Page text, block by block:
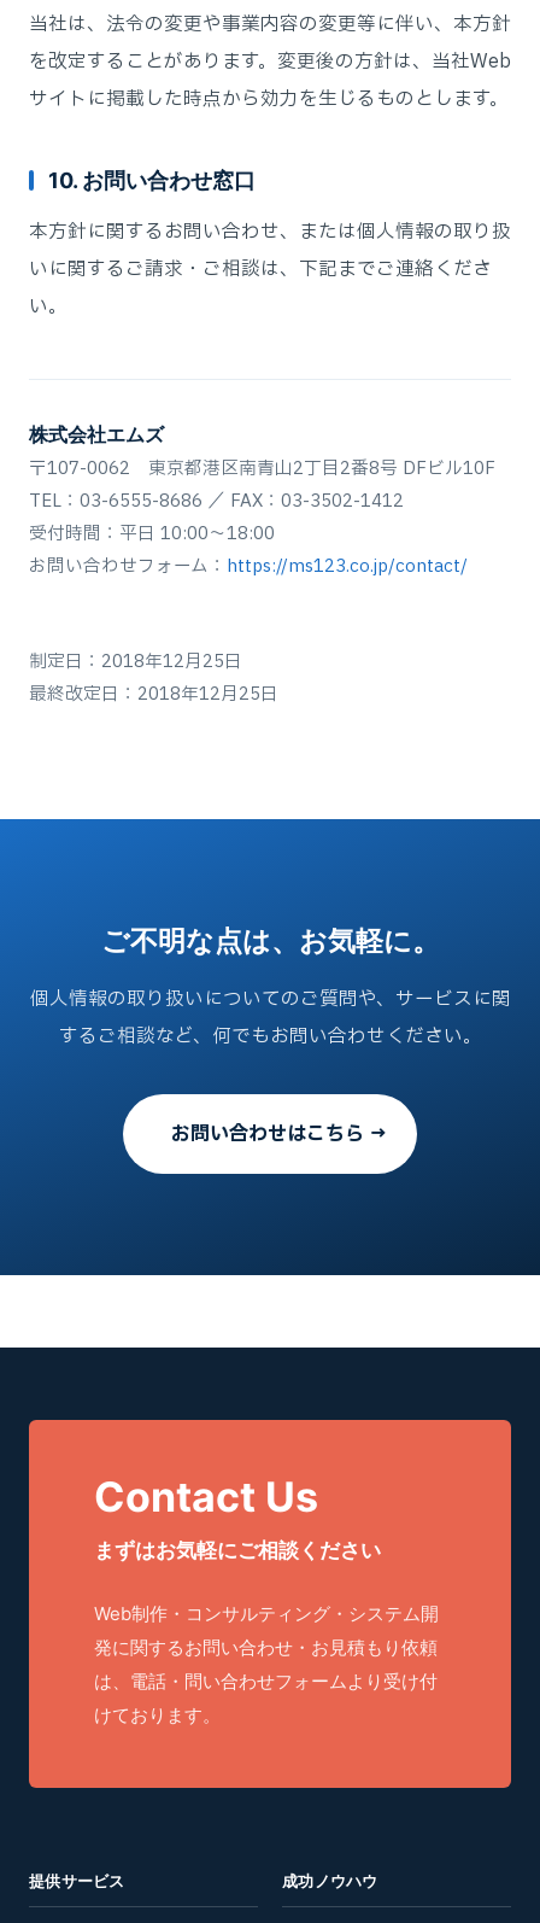
当社は、法令の変更や事業内容の変更等に伴い、本方針
を改定することがあります。変更後の方針は、当社Web
サイトに掲載した時点から効力を生じるものとします。
10. お問い合わせ窓口
本方針に関するお問い合わせ、または個人情報の取り扱
いに関するご請求・ご相談は、下記までご連絡くださ
い。
株式会社エムズ
〒107-0062 東京都港区南青山2丁目2番8号 DFビル10F
TEL：03-6555-8686 ／ FAX：03-3502-1412
受付時間：平日 10:00〜18:00
お問い合わせフォーム： https://ms123.co.jp/contact/
制定日：2018年12月25日
最終改定日：2018年12月25日
ご不明な点は、お気軽に。
個人情報の取り扱いについてのご質問や、サービスに関
するご相談など、何でもお問い合わせください。
お問い合わせはこちら →
Contact Us
まずはお気軽にご相談ください
Web制作・コンサルティング・システム開
発に関するお問い合わせ・お見積もり依頼
は、電話・問い合わせフォームより受け付
けております。
提供サービス 成功ノウハウ